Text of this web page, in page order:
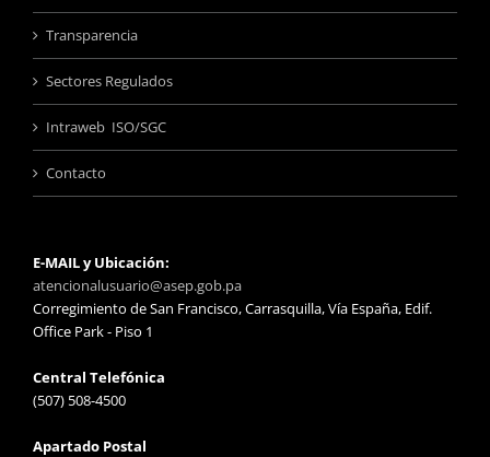
Transparencia
Sectores Regulados
Intraweb ISO/SGC
Contacto
E-MAIL y Ubicación:
atencionalusuario@asep.gob.pa
Corregimiento de San Francisco, Carrasquilla, Vía España, Edif.
Office Park - Piso 1
Central Telefónica
(507) 508-4500
Apartado Postal